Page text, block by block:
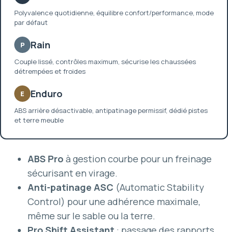
Polyvalence quotidienne, équilibre confort/performance, mode
par défaut
P Rain
Couple lissé, contrôles maximum, sécurise les chaussées
détrempées et froides
E Enduro
ABS arrière désactivable, antipatinage permissif, dédié pistes
et terre meuble
ABS Pro à gestion courbe pour un freinage
sécurisant en virage.
Anti-patinage ASC (Automatic Stability
Control) pour une adhérence maximale,
même sur le sable ou la terre.